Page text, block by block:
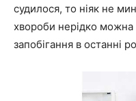
судилося, то ніяк не
хвороби нерідко можна
запобігання в останні